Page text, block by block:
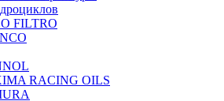
FILTRO
RACING OILS